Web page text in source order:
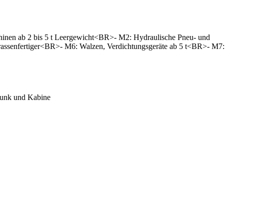
ab 2 bis 5 t Leergewicht<BR>- M2: Hydraulische Pneu- und
M6: Walzen, Verdichtungsgeräte ab 5 t<BR>- M7:
und Kabine